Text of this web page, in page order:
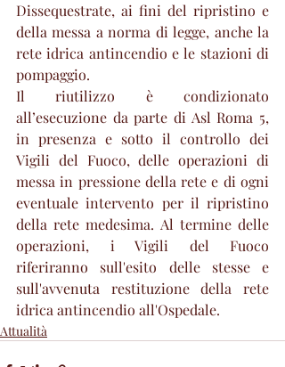
Dissequestrate, ai fini del ripristino e
della messa a norma di legge, anche la
rete idrica antincendio e le stazioni di
pompaggio.
Il riutilizzo è condizionato
all’esecuzione da parte di Asl Roma 5,
in presenza e sotto il controllo dei
Vigili del Fuoco, delle operazioni di
messa in pressione della rete e di ogni
eventuale intervento per il ripristino
della rete medesima. Al termine delle
operazioni, i Vigili del Fuoco
riferiranno sull'esito delle stesse e
sull'avvenuta restituzione della rete
idrica antincendio all'Ospedale.
Attualità